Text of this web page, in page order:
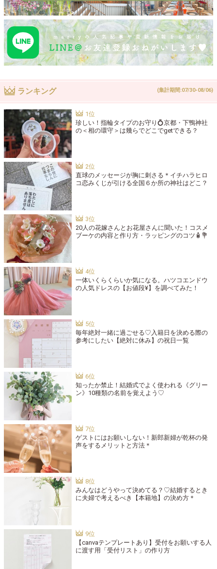
ランキング (集計期間:07/30-08/06)
珍しい！指輪タイプのお守り💍京都・下鴨神社
の＜相の環守＞は幾らでどこでgetできる？
直球のメッセージが胸に刺さる＊イチハラヒロ
コ恋みくじが引ける全国６か所の神社はどこ？
20人の花嫁さんとお花屋さんに聞いた！コスメ
ブーケの内容と作り方・ラッピングのコツ🧴💐
一体いくらくらいか気になる。ハツコエンドウ
の人気ドレスの【お値段¥】を調べてみた！
毎年絶対一緒に過ごせる♡入籍日を決める際の
参考にしたい【絶対に休み】の祝日一覧
知ったか禁止！結婚式でよく使われる《グリー
ン》10種類の名前を覚えよう♡
ゲストにはお願いしない！新郎新婦が乾杯の発
声をするメリットと方法＊
みんなはどうやって決めてる？♡結婚するとき
に夫婦で考えるべき【本籍地】の決め方＊
【canvaテンプレートあり】受付をお願いする人
に渡す用「受付リスト」の作り方